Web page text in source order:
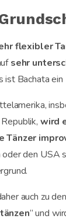
flexibler
sehr
ist Bachata ein
wird
Tänzer
oder den USA
auch zu
” und